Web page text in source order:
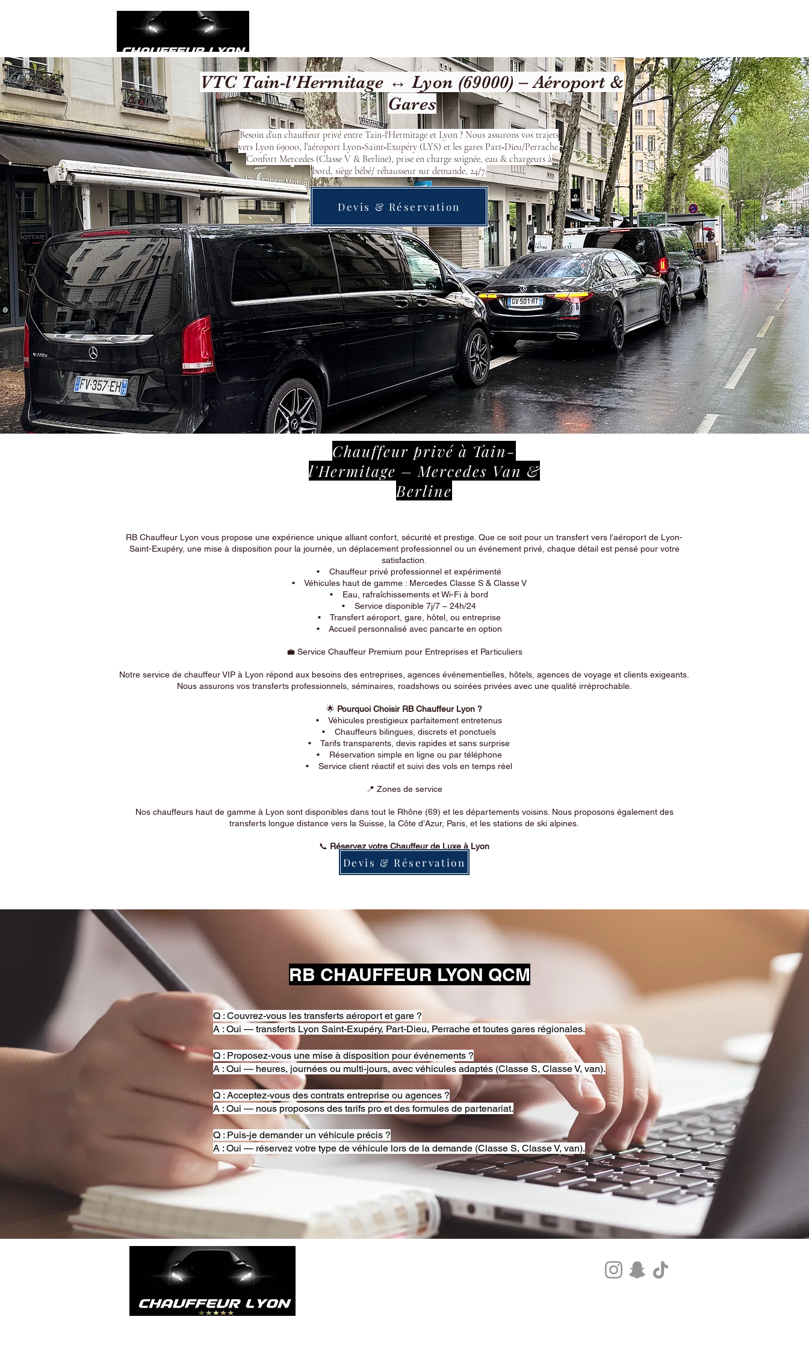
VTC Tain-l'Hermitage ↔ Lyon (69000) – Aéroport &
Gares
Besoin d’un chauffeur privé entre Tain-l'Hermitage et Lyon ? Nous assurons vos trajets
vers Lyon 69000, l’aéroport Lyon‑Saint‑Exupéry (LYS) et les gares Part‑Dieu/Perrache.
Confort Mercedes (Classe V & Berline), prise en charge soignée, eau & chargeurs à
bord, siège bébé/ réhausseur sur demande, 24/7.
Devis & Réservation
Chauffeur privé à Tain-
l'Hermitage – Mercedes Van &
Berline
RB Chauffeur Lyon vous propose une expérience unique alliant confort, sécurité et prestige. Que ce soit pour un transfert vers l’aéroport de Lyon-
Saint-Exupéry, une mise à disposition pour la journée, un déplacement professionnel ou un événement privé, chaque détail est pensé pour votre
satisfaction.
• Chauffeur privé professionnel et expérimenté
• Véhicules haut de gamme : Mercedes Classe S & Classe V
• Eau, rafraîchissements et Wi-Fi à bord
• Service disponible 7j/7 – 24h/24
• Transfert aéroport, gare, hôtel, ou entreprise
• Accueil personnalisé avec pancarte en option
💼 Service Chauffeur Premium pour Entreprises et Particuliers
Notre service de chauffeur VIP à Lyon répond aux besoins des entreprises, agences événementielles, hôtels, agences de voyage et clients exigeants.
Nous assurons vos transferts professionnels, séminaires, roadshows ou soirées privées avec une qualité irréprochable.
🌟 Pourquoi Choisir RB Chauffeur Lyon ?
• Véhicules prestigieux parfaitement entretenus
• Chauffeurs bilingues, discrets et ponctuels
• Tarifs transparents, devis rapides et sans surprise
• Réservation simple en ligne ou par téléphone
• Service client réactif et suivi des vols en temps réel
📍 Zones de service
Nos chauffeurs haut de gamme à Lyon sont disponibles dans tout le Rhône (69) et les départements voisins. Nous proposons également des
transferts longue distance vers la Suisse, la Côte d’Azur, Paris, et les stations de ski alpines.
📞 Réservez votre Chauffeur de Luxe à Lyon
Devis & Réservation
RB CHAUFFEUR LYON QCM
Q : Couvrez-vous les transferts aéroport et gare ?
A : Oui — transferts Lyon Saint-Exupéry, Part-Dieu, Perrache et toutes gares régionales.
Q : Proposez-vous une mise à disposition pour événements ?
A : Oui — heures, journées ou multi-jours, avec véhicules adaptés (Classe S, Classe V, van).
Q : Acceptez-vous des contrats entreprise ou agences ?
A : Oui — nous proposons des tarifs pro et des formules de partenariat.
Q : Puis-je demander un véhicule précis ?
A : Oui — réservez votre type de véhicule lors de la demande (Classe S, Classe V, van).